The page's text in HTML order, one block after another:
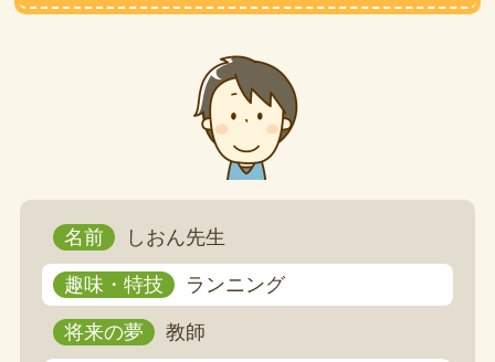
名前 しおん先生
趣味・特技 ランニング
将来の夢 教師